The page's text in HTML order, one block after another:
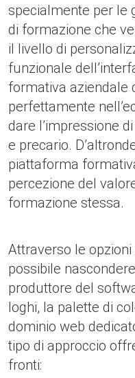
specialmente per le
di formazione che
il livello di
funzionale
formativa aziendale
perfettamente
dare l’impressione
e precario.
piattaforma
percezione del
formazione stessa.
Attraverso le opzioni
possibile
produttore del
loghi, la palette di
dominio web
tipo di approccio
fronti: